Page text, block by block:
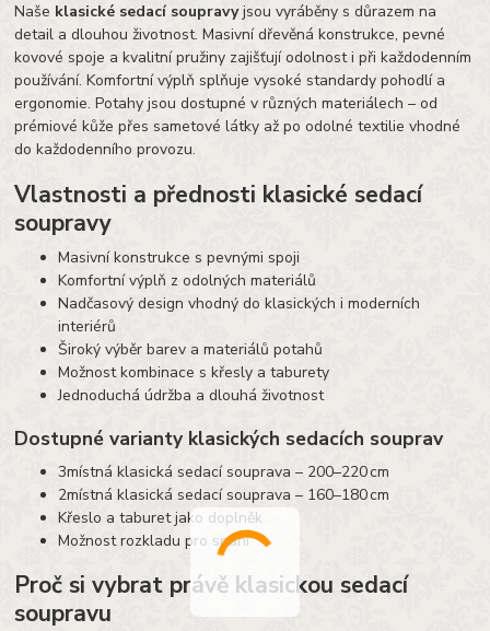
Naše klasické sedací soupravyjsou vyráběny s důrazem na
detail a dlouhou životnost. Masivní dřevěná konstrukce, pevné
kovové spoje a kvalitní pružiny zajišťují odolnost i při každodenním
používání. Komfortní výplň splňuje vysoké standardy pohodlí a
ergonomie. Potahy jsou dostupné v různých materiálech – od
prémiové kůže přes sametové látky až po odolné textilie vhodné
do každodenního provozu.
Vlastnosti a přednosti klasické sedací
soupravy
Masivní konstrukce s pevnými spoji
Komfortní výplň z odolných materiálů
Nadčasový design vhodný do klasických i moderních
interiérů
Široký výběr barev a materiálů potahů
Možnost kombinace s křesly a taburety
Jednoduchá údržba a dlouhá životnost
Dostupné varianty klasických sedacích souprav
3místná klasická sedací souprava – 200–220 cm
2místná klasická sedací souprava – 160–180 cm
Křeslo a taburet jako doplněk
Možnost rozkladu pro spaní
Proč si vybrat právě klasickou sedací
soupravu